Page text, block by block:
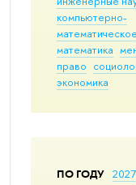
компьютерно-
математическое
математика
право
экономика
ПО ГОДУ 2027